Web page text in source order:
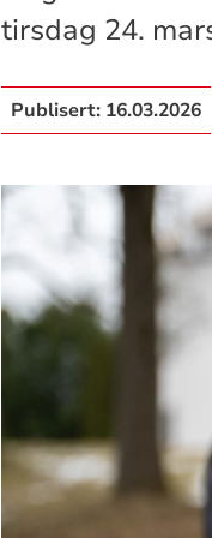
tirsdag 24.
Publisert: 16.03.2026